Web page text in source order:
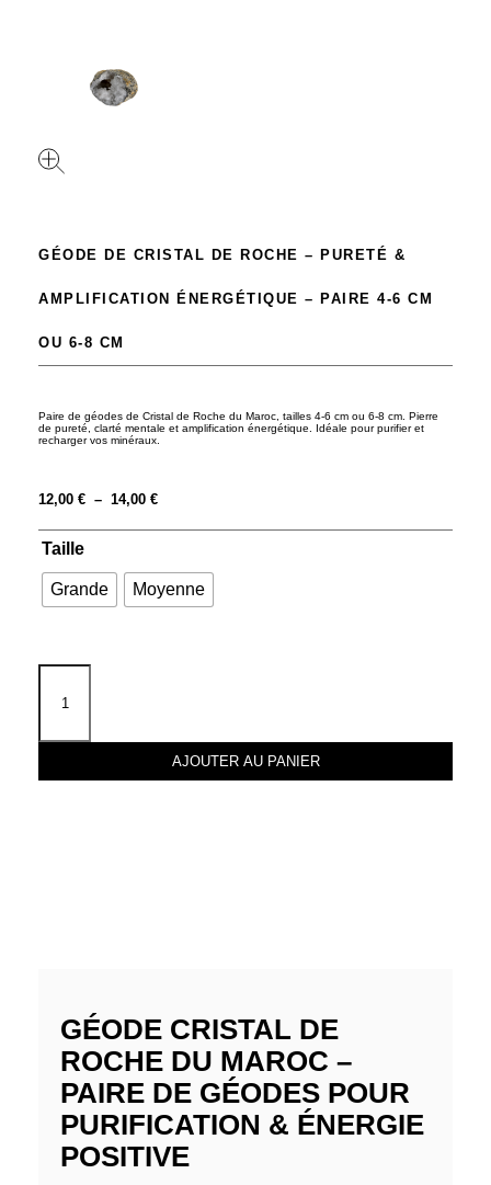
GÉODE DE CRISTAL DE ROCHE – PURETÉ &
AMPLIFICATION ÉNERGÉTIQUE – PAIRE 4-6 CM
OU 6-8 CM
Paire de géodes de Cristal de Roche du Maroc, tailles 4-6 cm ou 6-8 cm. Pierre
de pureté, clarté mentale et amplification énergétique. Idéale pour purifier et
recharger vos minéraux.
12,00 € – 14,00 €
Taille
Grande Moyenne
AJOUTER AU PANIER
GÉODE CRISTAL DE
ROCHE DU MAROC –
PAIRE DE GÉODES POUR
PURIFICATION & ÉNERGIE
POSITIVE